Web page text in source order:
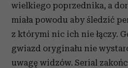
wielkiego poprzednika, a
miała powodu aby śledzić
z którymi nic ich nie łączy.
gwiazd oryginału nie
uwagę widzów. Serial